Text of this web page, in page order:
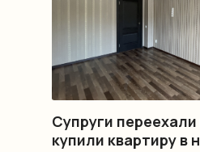
Супруги
купили квартиру в